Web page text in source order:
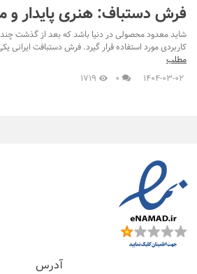
فرش دستباف: هنری پایدار و
شاید معدود محصولی در دنیا باشد که بعد از گذشت
کاربردی مورد استفاده قرار گیرد. فرش دستبافت ایرانی
مطلب
1404-03-02
0
1719
آدرس